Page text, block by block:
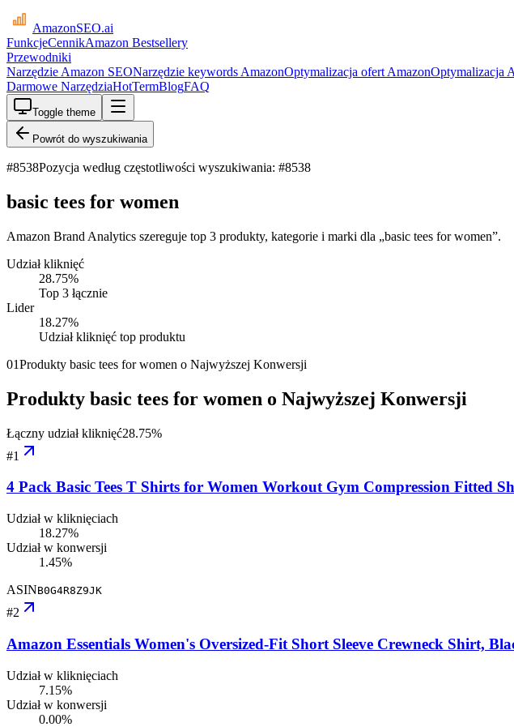
AmazonSEO.ai
FunkcjeCennikAmazon Bestsellery
Przewodniki
Narzędzie Amazon SEONarzędzie keywords AmazonOptymalizacja ofert AmazonOptymalizacja
Darmowe NarzędziaHotTermBlogFAQ
Toggle theme
Powrót do wyszukiwania
#8538Pozycja według częstotliwości wyszukiwania: #8538
basic tees for women
Amazon Brand Analytics szereguje top 3 produkty, kategorie i marki dla „basic tees for women”.
Udział kliknięć
28.75%
Top 3 łącznie
Lider
18.27%
Udział kliknięć top produktu
01Produkty basic tees for women o Najwyższej Konwersji
Produkty basic tees for women o Najwyższej Konwersji
Łączny udział kliknięć28.75%
#1
4 Pack Basic Tees T Shirts for Women Workout Gym Compression
Udział w kliknięciach
18.27%
Udział w konwersji
1.45%
ASINB0G4R8Z9JK
#2
Amazon Essentials Women's Oversized-Fit Short Sleeve Crewneck Shirt,
Udział w kliknięciach
7.15%
Udział w konwersji
0.00%